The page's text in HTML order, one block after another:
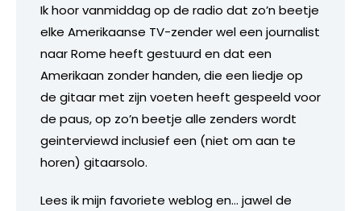
Ik hoor vanmiddag op de radio dat zo’n beetje
elke Amerikaanse TV-zender wel een journalist
naar Rome heeft gestuurd en dat een
Amerikaan zonder handen, die een liedje op
de gitaar met zijn voeten heeft gespeeld voor
de paus, op zo’n beetje alle zenders wordt
geinterviewd inclusief een (niet om aan te
horen) gitaarsolo.
Lees ik mijn favoriete weblog en… jawel de